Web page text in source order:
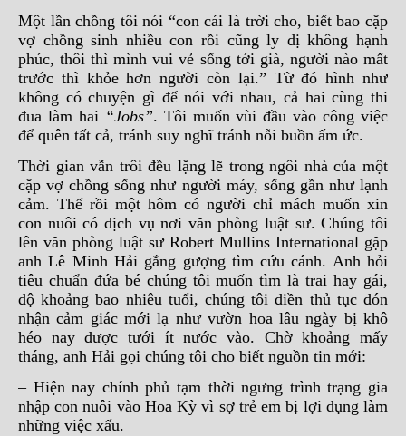
Một lần chồng tôi nói “con cái là trời cho, biết bao cặp
vợ chồng sinh nhiều con rồi cũng ly dị không hạnh
phúc, thôi thì mình vui vẻ sống tới già, người nào mất
trước thì khỏe hơn người còn lại.” Từ đó hình như
không có chuyện gì để nói với nhau, cả hai cùng thi
đua làm hai “Jobs”. Tôi muốn vùi đầu vào công việc
để quên tất cả, tránh suy nghĩ tránh nỗi buồn ấm ức.
Thời gian vẫn trôi đều lặng lẽ trong ngôi nhà của một
cặp vợ chồng sống như người máy, sống gần như lạnh
cảm. Thế rồi một hôm có người chỉ mách muốn xin
con nuôi có dịch vụ nơi văn phòng luật sư. Chúng tôi
lên văn phòng luật sư Robert Mullins International gặp
anh Lê Minh Hải gắng gượng tìm cứu cánh. Anh hỏi
tiêu chuẩn đứa bé chúng tôi muốn tìm là trai hay gái,
độ khoảng bao nhiêu tuổi, chúng tôi điền thủ tục đón
nhận cảm giác mới lạ như vườn hoa lâu ngày bị khô
héo nay được tưới ít nước vào. Chờ khoảng mấy
tháng, anh Hải gọi chúng tôi cho biết nguồn tin mới:
– Hiện nay chính phủ tạm thời ngưng trình trạng gia
nhập con nuôi vào Hoa Kỳ vì sợ trẻ em bị lợi dụng làm
những việc xấu.